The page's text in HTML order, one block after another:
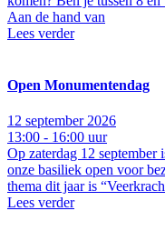
Aan de hand van
Lees verder
Open Monumentendag
12 september 2026
13:00 - 16:00 uur
Op zaterdag 12
onze basiliek open voor
thema dit jaar is
Lees verder